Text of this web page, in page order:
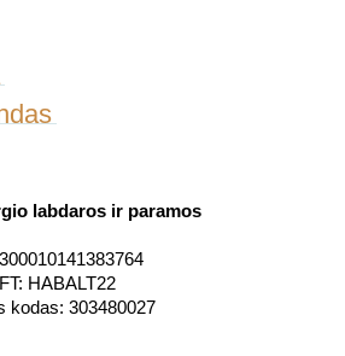
labdaros ir paramos
HABALT22
kodas: 303480027